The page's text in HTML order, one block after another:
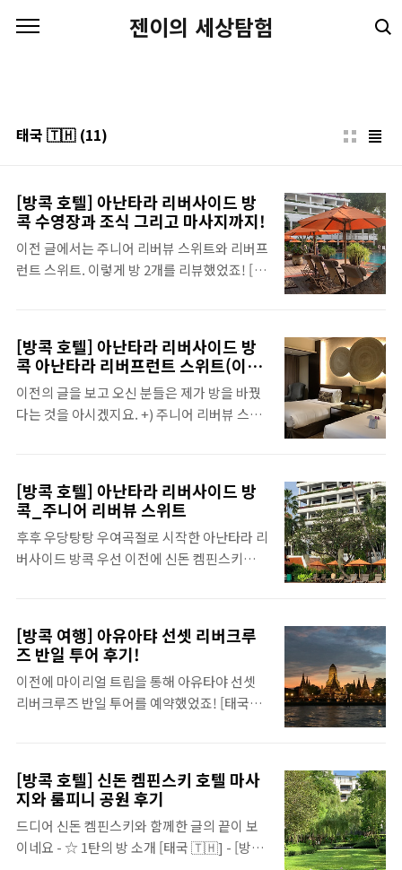
젠이의 세상탐험
태국 🇹🇭 (11)
[방콕 호텔] 아난타라 리버사이드 방
콕 수영장과 조식 그리고 마사지까지!
이전 글에서는 주니어 리버뷰 스위트와 리버프
런트 스위트. 이렇게 방 2개를 리뷰했었죠! [태
후후 우당탕탕 우여곡절로 시작한 아난타라 리
버사이드 방콕 우선 이전에 신돈 켐핀스키는
굉장히 현대적이었던 숙소였고, [태국 🇹🇭] -
[방콕 호텔] 신돈 켐핀스키 이그제큐티브 클럽
아난타라 리버프런트 스위트(이그제큐티브 라
운지) [방콕 호텔] 아난타라 리버사이드 방콕
아난타라 리버프런트 스위트(이그제큐티브 라
운지) 이전의 글을 보고 오신 분들은 제가 방을
바꿨다는 것을 아시겠..
[방콕 호텔] 아난타라 리버사이드 방
콕 아난타라 리버프런트 스위트(이그
제큐티브 라운지)
이전의 글을 보고 오신 분들은 제가 방을 바꿨
다는 것을 아시겠지요. +) 주니어 리버뷰 스위
스위트 후후 우당탕탕 우여곡절로 시작한 아난
타라 리버사이드 방콕 우선 이전에 신돈 켐핀
스키는 굉장히 현대적이었던 숙소였고, [태국
🇹🇭] - [방콕 호텔] 신돈 켐핀스키 이그제큐티
어서 실망했는데, 엄마의 빠른 판단으로 방을
바꾸고 드디어 쉴 수 있었습니다. 가장 큰 차이
는 없던 거실부터 생겼다지요. 아난타라 리버
사이드 아난타라 리버프런트 스위트 일반 리버
프런트 방이랑 아난타..
[방콕 호텔] 아난타라 리버사이드 방
콕_주니어 리버뷰 스위트
후후 우당탕탕 우여곡절로 시작한 아난타라 리
버사이드 방콕 우선 이전에 신돈 켐핀스키는
Executive Club Twin Room) [방콕 호텔] 신
돈 켐핀스키 이그제큐티브 클럽 트윈
(Sindorn Kempinski Hotel Executive
Club Twin Room) 열심히 택시 타고 달려온
고 쾌적하게 다녀오는 것이 이번 여행의 모토
였기에, 첫 호텔로 신돈 켐핀
with.2jennieworld.com 이와 반대로 아난
타라 리버사이드 방콕은 동남아의 분위기를 느
끼..
[방콕 여행] 아유아탸 선셋 리버크루
즈 반일 투어 후기!
이전에 마이리얼 트립을 통해 아유타야 선셋
리버크루즈 반일 투어를 예약했었죠! [태국
태국 갔을 때에 크게 할거 없었던 기억이다고
했지만! 찾으면 찾을수록 가고 싶은 곳은 어찌
나 많은지.. 방콕 시내만으로도 꽉찬 일정이겠
지만 그동안의 해외 여행을 돌아보
[방콕 호텔] 신돈 켐핀스키 호텔 마사
지와 룸피니 공원 후기
드디어 신돈 켐핀스키와 함께한 글의 끝이 보
이네요 - ☆ 1탄의 방 소개 [태국 🇹🇭] - [방콕